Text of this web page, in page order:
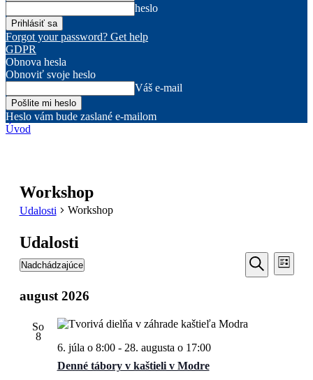
heslo
Forgot your password? Get help
GDPR
Obnova hesla
Obnoviť svoje heslo
Váš e-mail
Heslo vám bude zaslané e-mailom
Úvod
Workshop
Udalosti Workshop
Udalosti
Udalosti
Search
Vyhľadať
Zoznam
Nadchádzajúce
august 2026
So
8
Denné tábory v kaštieli v Modre
6. júla o 8:00- 28. augusta o 17:00